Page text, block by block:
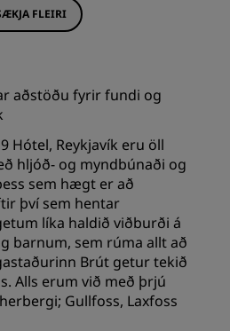
FLEIRI
aðstöðu fyrir fundi og
Hótel, Reykjavík eru öll
hljóð- og myndbúnaði og
sem hægt er að
því sem hentar
líka haldið viðburði á
barnum, sem rúma allt að
Brút getur tekið
Alls erum við með þrjú
Gullfoss, Laxfoss